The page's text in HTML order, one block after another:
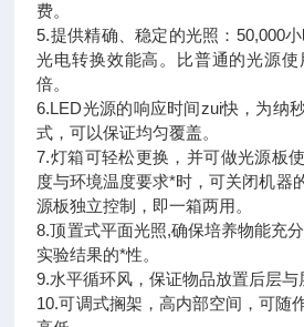
费。
5.提供精确、稳定的光照：50,000
光电转换效能高。比普通的光源使
倍。
6.LED光源的响应时间zui快，为纳
式，可以保证均匀覆盖。
7.灯箱可轻松更换，并可做光源板
度与环境温度要求*时，可关闭机器
源板独立控制，即一箱两用。
8.顶置式平面光照,确保培养物能充
实验结果的*性。
9.水平循环风，保证物品放置后层与
10.可调式搁架，高内部空间，可随